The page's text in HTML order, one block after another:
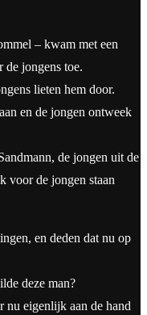
– kwam met een
de jongens toe.
lieten hem door.
en de jongen ontweek
de jongen uit de
voor de jongen staan
en deden dat nu op
deze man?
nu eigenlijk aan de hand